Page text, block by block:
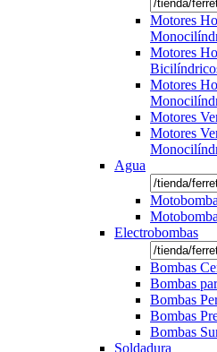
Motores
Motores
Motores
Motores
Motores
Agua
Electrobombas
Bombas
Bombas
Bombas
Bombas
Bombas
Soldadura